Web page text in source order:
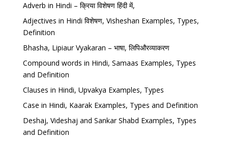
Adverb in Hindi – क्रिया विशेषण हिंदी में,
Adjectives in Hindi विशेषण, Visheshan Examples, Types,
Definition
Bhasha, Lipiaur Vyakaran – भाषा, लिपिऔरव्याकरण
Compound words in Hindi, Samaas Examples, Types
and Definition
Clauses in Hindi, Upvakya Examples, Types
Case in Hindi, Kaarak Examples, Types and Definition
Deshaj, Videshaj and Sankar Shabd Examples, Types
and Definition